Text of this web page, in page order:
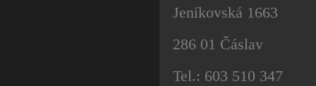
Jeníkovská 1663
286 01 Čáslav
Tel.: 603 510 347